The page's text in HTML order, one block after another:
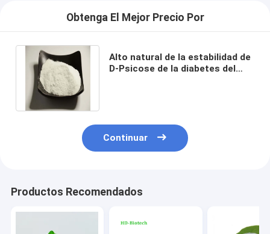
Inicio
Visita a la fábrica
Obtenga El Mejor Precio Por
Alto natural de la estabilidad de
D-Psicose de la diabetes del
Continuar
Productos Recomendados